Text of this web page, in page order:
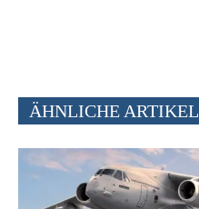
ÄHNLICHE ARTIKEL